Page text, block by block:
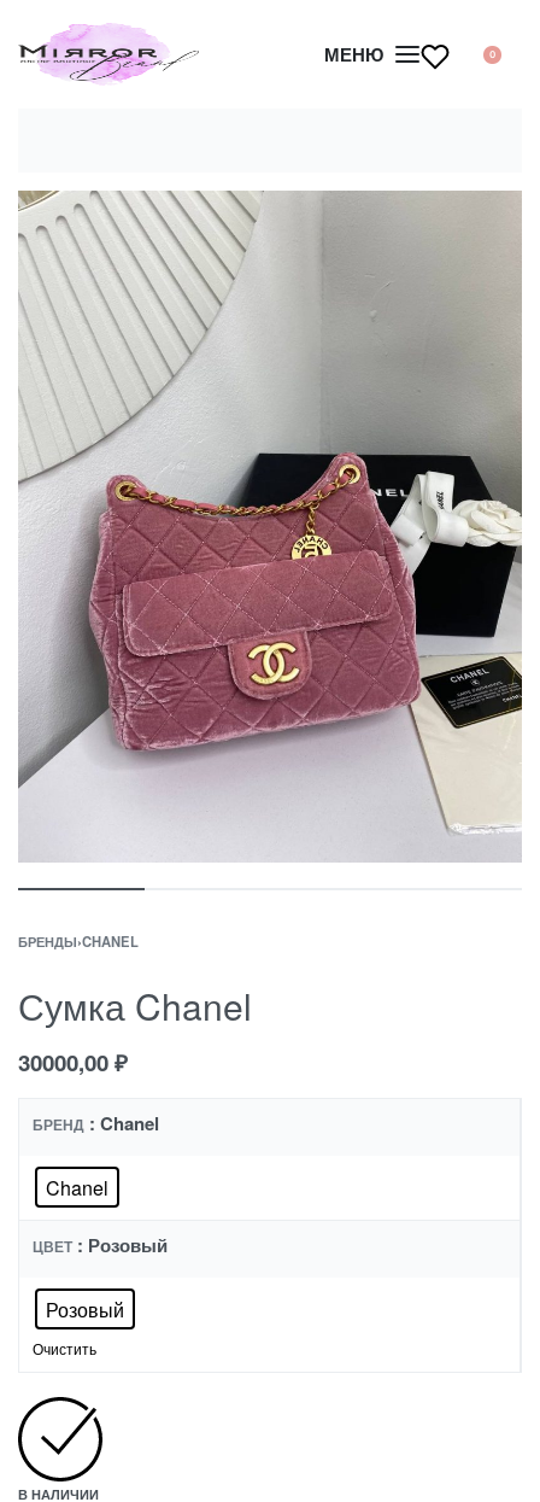
МЕНЮ 0
БРЕНДЫ›CHANEL
Сумка Chanel
30000,00₽
БРЕНД : Chanel
Chanel
ЦВЕТ : Розовый
Розовый
Очистить
В НАЛИЧИИ